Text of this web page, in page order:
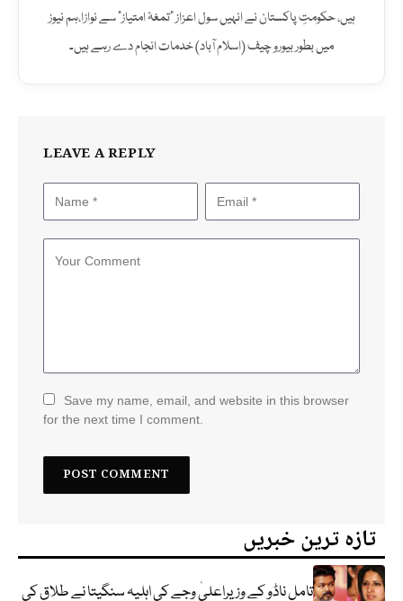
ہیں، حکومتِ پاکستان نے انہیں سول اعزاز "تمغۂ امتیاز" سے نوازا،ہم نیوز
میں بطور بیورو چیف (اسلام آباد) خدمات انجام دے رہے ہیں۔
LEAVE A REPLY
Save my name, email, and website in this browser
for the next time I comment.
تازہ ترین خبریں
تامل ناڈو کے وزیراعلیٰ وجے کی اہلیہ سنگیتا نے طلاق کی